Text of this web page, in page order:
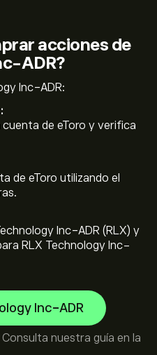
acciones de
ADR?
Inc-ADR:
de eToro y verifica
de eToro utilizando el
Inc-ADR (RLX) y
RLX Technology Inc-
Inc-ADR
nuestra guía en la